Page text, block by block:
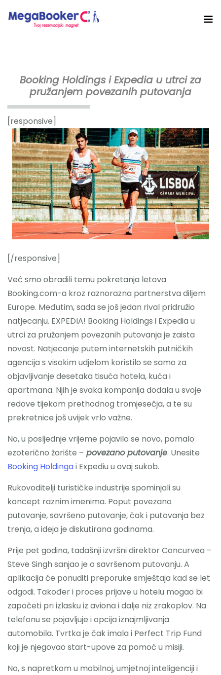
Tehnologija Za
Cijene
Akademija
O nama
Hotel Audit
Započni Danas
Nazovite
Booking Holdings i Expedia u utrci za
pružanjem povezanih putovanja
[responsive]
[/responsive]
Već smo obradili temu pokretanja letova
Booking.com-a kroz raznorazna partnerstva diljem
Europe. Međutim, sada se još jedan rival pridružio
natjecanju. EXPEDIA! Booking Holdings i Expedia u
utrci za pružanjem povezanih putovanja je zaista
novost. Natjecanje putem internetskih putničkih
agencija s visokim udjelom koristilo se samo za
objavljivanje desetaka tisuća hotela, kuća i
apartmana. Njih je svaka kompanija dodala u svoje
redove tijekom prethodnog tromjesečja, a te su
prekretnice još uvijek vrlo važne.
No, u posljednje vrijeme pojavilo se novo, pomalo
ezoterično žarište – povezano putovanje. Unesite
Booking Holdingai Expediu u ovaj sukob.
Rukovoditelji turističke industrije spominjali su
koncept raznim imenima. Poput povezano
putovanje, savršeno putovanje, čak i putovanja bez
trenja, a ideja je diskutirana godinama.
Prije pet godina, tadašnji izvršni direktor Concurvea –
Steve Singh sanjao je o savršenom putovanju. A
aplikacija će ponuditi preporuke smještaja kad se let
odgodi. Također i proces prijave u hotelu mogao bi
započeti pri izlasku iz aviona i dalje niz zrakoplov. Na
telefonu se pojavljuje i opcija iznajmljivanja
automobila. Tvrtka je čak imala i Perfect Trip Fund
koji je njegovao start-upove za pomoć u misiji.
No, s napretkom u mobilnoj, umjetnoj inteligenciji i